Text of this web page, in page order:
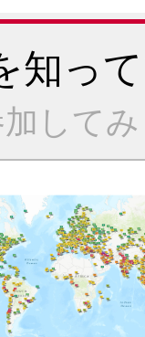
知っ
してみ